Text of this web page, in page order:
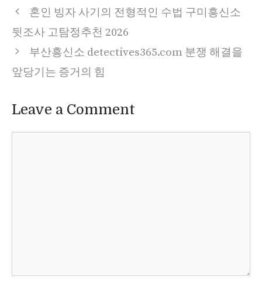
혼인 빙자 사기의 전형적인 수법 구미흥신소
뒷조사 고탐정추천 2026
부산흥신소 detectives365.com 분쟁 해결을
앞당기는 증거의 힘
Leave a Comment